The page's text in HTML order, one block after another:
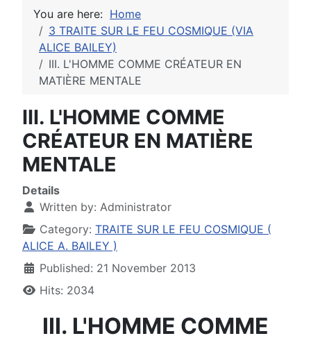
You are here: Home
3 TRAITE SUR LE FEU COSMIQUE (VIA
ALICE BAILEY)
III. L'HOMME COMME CRÉATEUR EN
MATIÈRE MENTALE
III. L'HOMME COMME
CRÉATEUR EN MATIÈRE
MENTALE
Details
Written by: Administrator
Category: TRAITE SUR LE FEU COSMIQUE (
ALICE A. BAILEY )
Published: 21 November 2013
Hits: 2034
III. L'HOMME COMME